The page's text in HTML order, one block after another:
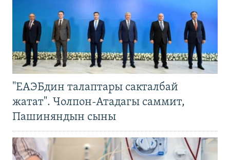
"ЕАЭБдин талаптары сакталбай
жатат". Чолпон-Атадагы саммит,
Пашиняндын сыны